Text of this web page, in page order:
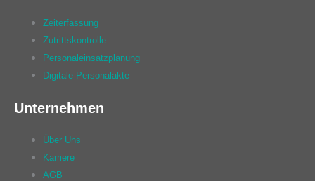
Zeiterfassung
Zutrittskontrolle
Personaleinsatzplanung
Digitale Personalakte
Unternehmen
Über Uns
Karriere
AGB